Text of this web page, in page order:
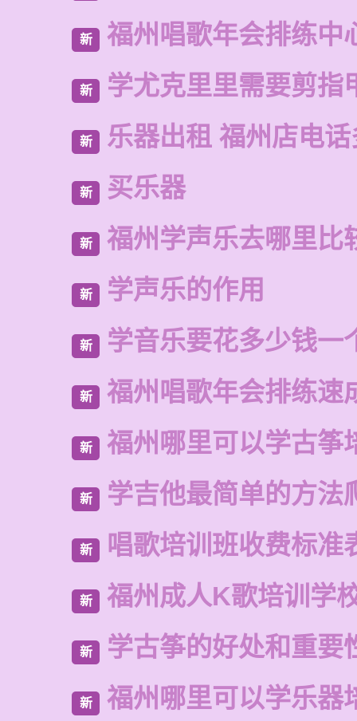
新 福州唱歌年会排练中
新 学尤克里里需要剪指
新 乐器出租 福州店电
新 买乐器
新 福州学声乐去哪里比
新 学声乐的作用
新 学音乐要花多少钱一
新 福州唱歌年会排练速
新 福州哪里可以学古筝
新 学吉他最简单的方法
新 唱歌培训班收费标准
新 福州成人K歌培训学
新 学古筝的好处和重要
新 福州哪里可以学乐器